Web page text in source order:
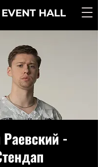
EVENT HALL
-